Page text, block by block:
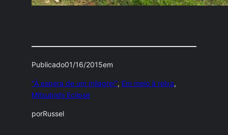
Publicado01/16/2015em
"À espera de um milagre!", Em meio à relva
Mitsubishi Eclipse
porRussel